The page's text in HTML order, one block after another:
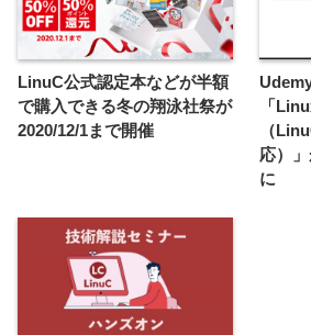
LinuC公式認定本などが半額
で購入できる冬の翔泳社祭が
2020/12/1まで開催
「
（
応）
に